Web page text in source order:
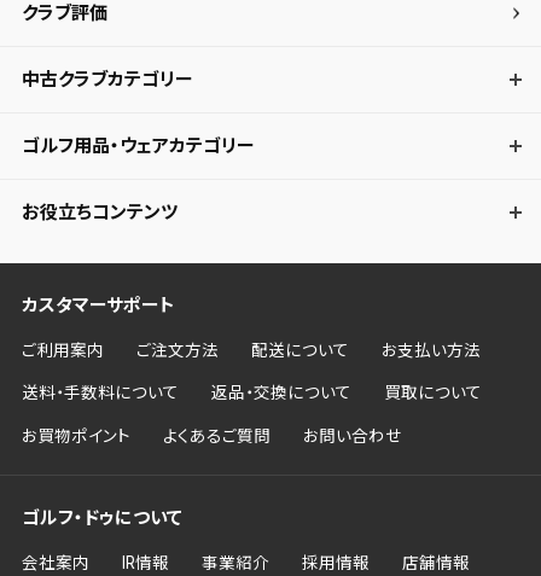
クラブ評価
中古クラブカテゴリー
ゴルフ用品・ウェアカテゴリー
お役立ちコンテンツ
カスタマーサポート
ご利用案内 ご注文方法 配送について お支払い方法
送料・手数料について 返品・交換について 買取について
お買物ポイント よくあるご質問 お問い合わせ
ゴルフ・ドゥについて
会社案内 IR情報 事業紹介 採用情報 店舗情報